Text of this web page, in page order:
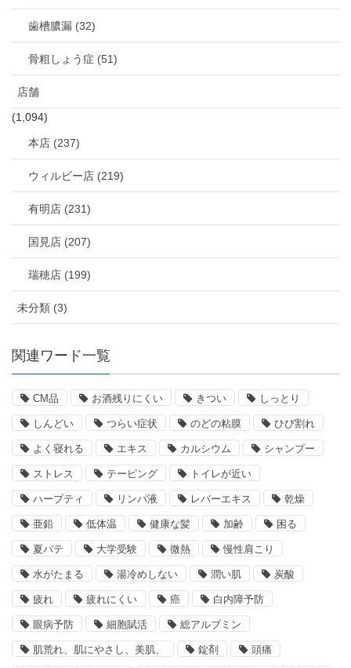
歯槽膿漏 (32)
骨粗しょう症 (51)
店舗
(1,094)
本店 (237)
ウィルビー店 (219)
有明店 (231)
国見店 (207)
瑞穂店 (199)
未分類 (3)
関連ワード一覧
CM品 お酒残りにくい きつい しっとり
しんどい つらい症状 のどの粘膜 ひび割れ
よく寝れる エキス カルシウム シャンプー
ストレス テーピング トイレが近い
ハーブティ リンパ液 レバーエキス 乾燥
亜鉛 低体温 健康な髪 加齢 困る
夏バテ 大学受験 微熱 慢性肩こり
水がたまる 湯冷めしない 潤い肌 炭酸
疲れ 疲れにくい 癌 白内障予防
眼病予防 細胞賦活 総アルブミン
肌荒れ、肌にやさし、美肌、 錠剤 頭痛